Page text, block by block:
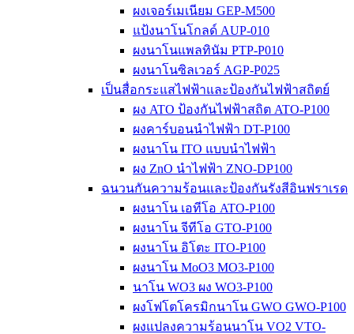
ผงเจอร์เมเนียม GEP-M500
แป้งนาโนโกลด์ AUP-010
ผงนาโนแพลทินัม PTP-P010
ผงนาโนซิลเวอร์ AGP-P025
เป็นสื่อกระแสไฟฟ้าและป้องกันไฟฟ้าสถิตย์
ผง ATO ป้องกันไฟฟ้าสถิต ATO-P100
ผงคาร์บอนนำไฟฟ้า DT-P100
ผงนาโน ITO แบบนำไฟฟ้า
ผง ZnO นำไฟฟ้า ZNO-DP100
ฉนวนกันความร้อนและป้องกันรังสีอินฟราเรด
ผงนาโน เอทีโอ ATO-P100
ผงนาโน จีทีโอ GTO-P100
ผงนาโน อิโตะ ITO-P100
ผงนาโน MoO3 MO3-P100
นาโน WO3 ผง WO3-P100
ผงโฟโตโครมิกนาโน GWO GWO-P100
ผงแปลงความร้อนนาโน VO2 VTO-